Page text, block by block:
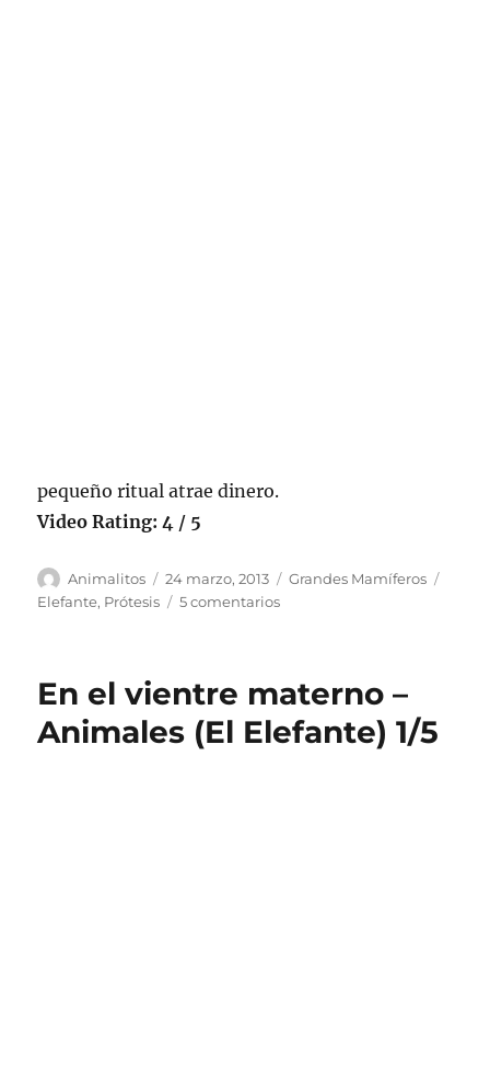
pequeño ritual atrae dinero.
Video Rating: 4 / 5
Autor
Animalitos
Publicado
el
24 marzo, 2013 Categorías
Grandes Mamíferos
Elefante, Prótesis 5 comentariosen
En el vientre materno –
Animales (El Elefante) 1/5